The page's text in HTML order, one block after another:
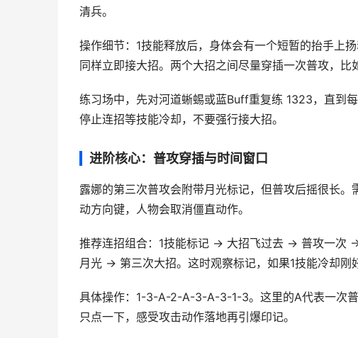
清兵。
操作细节：1技能释放后，身体会有一个短暂的抬手上
同样立即接大招。两个大招之间尽量穿插一次普攻，比
练习场中，先对河道蜥蜴或蓝Buff重复练 1323，直到
停止连招等技能冷却，不要强行接大招。
进阶核心：普攻穿插与时间窗口
露娜的第三次普攻会附带月光标记，但普攻后摇很长
动方向键，人物会取消僵直动作。
推荐连招组合：1技能标记 → 大招飞过去 → 普攻一
月光 → 第三次大招。这时观察标记，如果1技能冷却刚
具体操作：1-3-A-2-A-3-A-3-1-3。这里的A代表一次
只点一下，感受攻击动作落地再引爆印记。